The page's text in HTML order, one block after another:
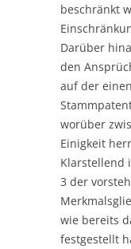
beschränkt
Darüber
den
auf der
worüber
Einigkeit
Klarstellend
3 der
wie bereits
festgestellt